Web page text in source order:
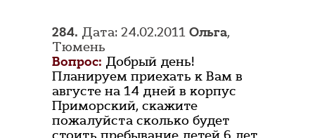
284. Дата: 24.02.2011 Ольга,
Тюмень
Вопрос: Добрый день!
Планируем приехать к Вам в
августе на 14 дней в корпус
Приморский, скажите
пожалуйста сколько будет